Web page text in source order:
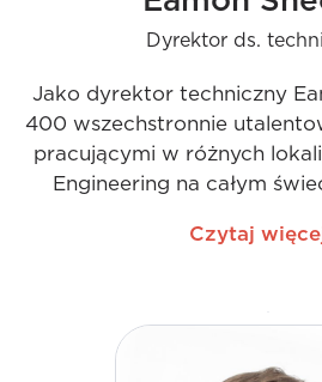
Dyrektor ds.
Jako dyrektor techniczny
400 wszechstronnie
pracującymi w różnych
Engineering na całym
projektami podstacji
zainteresowany ciągłym
wspiera programy
Czytaj